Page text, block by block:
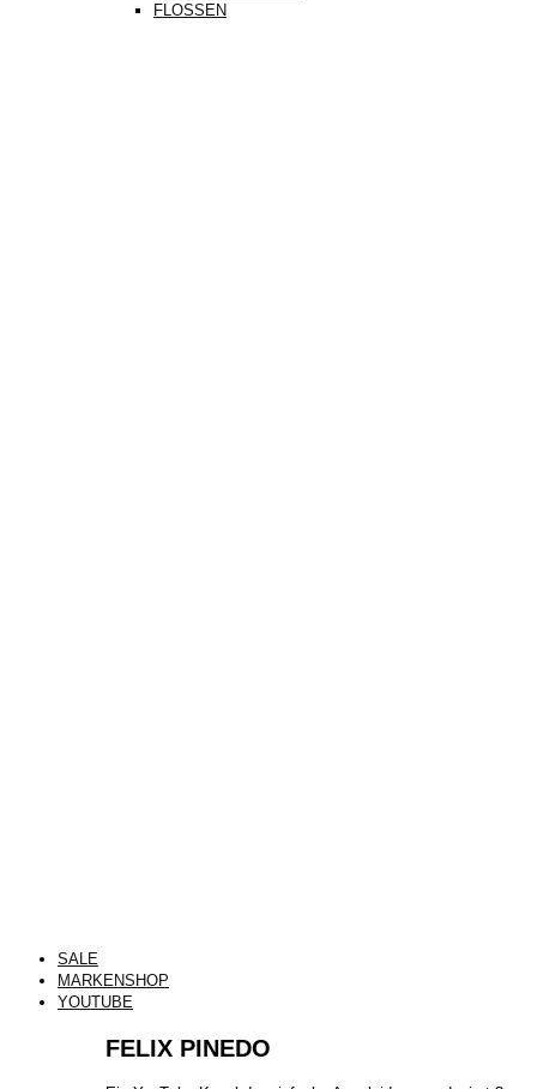
FLOSSEN
SALE
MARKENSHOP
YOUTUBE
FELIX PINEDO